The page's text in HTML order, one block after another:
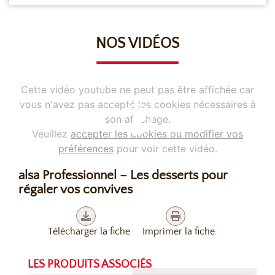
NOS VIDÉOS
Cette vidéo youtube ne peut pas être affichée car
vous n'avez pas accepté les cookies nécessaires à
son affichage.
Veuillez accepter les cookies ou modifier vos
préférencespour voir cette vidéo.
alsa Professionnel – Les desserts pour
régaler vos convives
Télécharger la fiche Imprimer la fiche
LES PRODUITS ASSOCIÉS